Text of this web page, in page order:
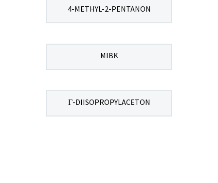
4-METHYL-2-PENTANON
MIBK
Γ-DIISOPROPYLACETON